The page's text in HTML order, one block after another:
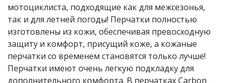
мотоциклиста, подходящие как для межсезонья,
так и для летней погоды! Перчатки полностью
изготовлены из кожи, обеспечивая превосходную
защиту и комфорт, присущий коже, а кожаные
перчатки со временем становятся только лучше!
Перчатки имеют очень легкую подкладку для
дополнительного комфорта. В перчатках Carbon